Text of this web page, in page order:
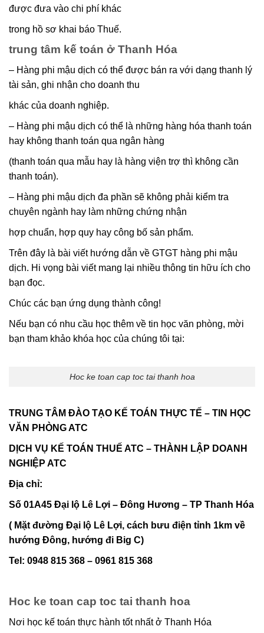
được đưa vào chi phí khác
trong hồ sơ khai báo Thuế.
trung tâm kế toán ở Thanh Hóa
– Hàng phi mậu dịch có thể được bán ra với dạng thanh lý
tài sản, ghi nhận cho doanh thu
khác của doanh nghiệp.
– Hàng phi mậu dịch có thể là những hàng hóa thanh toán
hay không thanh toán qua ngân hàng
(thanh toán qua mẫu hay là hàng viện trợ thì không cần
thanh toán).
– Hàng phi mậu dịch đa phần sẽ không phải kiểm tra
chuyên ngành hay làm những chứng nhận
hợp chuẩn, hợp quy hay công bố sản phẩm.
Trên đây là bài viết hướng dẫn về GTGT hàng phi mậu
dịch. Hi vọng bài viết mang lại nhiều thông tin hữu ích cho
bạn đọc.
Chúc các bạn ứng dụng thành công!
Nếu bạn có nhu cầu học thêm về tin học văn phòng, mời
bạn tham khảo khóa học của chúng tôi tại:
Hoc ke toan cap toc tai thanh hoa
TRUNG TÂM ĐÀO TẠO KẾ TOÁN THỰC TẾ – TIN HỌC
VĂN PHÒNG ATC
DỊCH VỤ KẾ TOÁN THUẾ ATC – THÀNH LẬP DOANH
NGHIỆP ATC
Địa chỉ:
Số 01A45 Đại lộ Lê Lợi – Đông Hương – TP Thanh Hóa
( Mặt đường Đại lộ Lê Lợi, cách bưu điện tỉnh 1km về
hướng Đông, hướng đi Big C)
Tel: 0948 815 368 – 0961 815 368
Hoc ke toan cap toc tai thanh hoa
Nơi học kế toán thực hành tốt nhất ở Thanh Hóa